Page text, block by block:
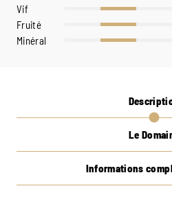
Vif
Fruité
Minéral
Le
Informations